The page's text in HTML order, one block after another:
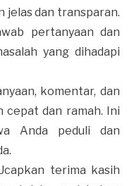
jelas dan transparan.
pertanyaan dan
yang dihadapi
komentar, dan
cepat dan ramah. Ini
Anda peduli dan
terima kasih